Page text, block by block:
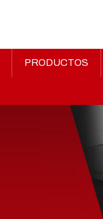
PRODUCTOS